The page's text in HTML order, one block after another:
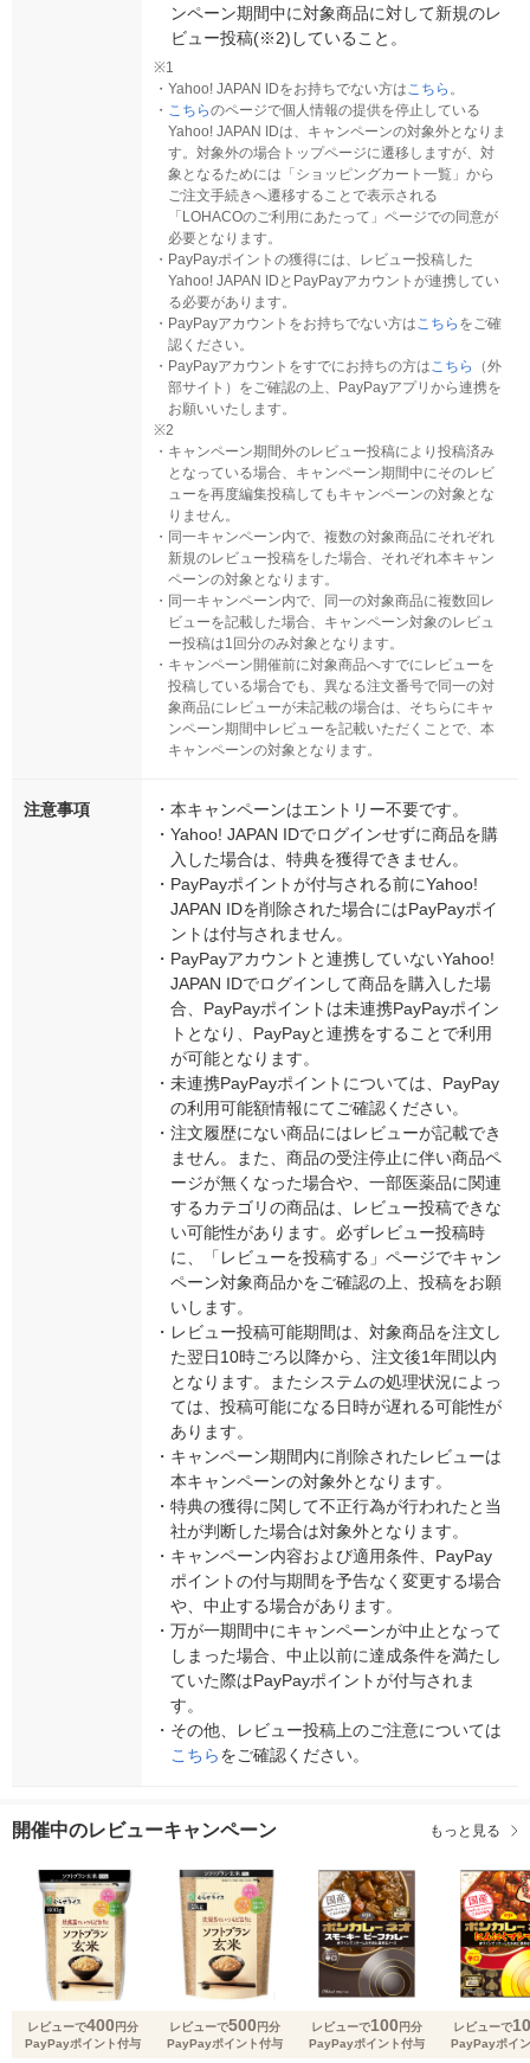
ンペーン期間中に対象商品に対して新規のレ
ビュー投稿(※2)していること。
※1
・ Yahoo! JAPAN IDをお持ちでない方はこちら 。
・ こちらのページで個人情報の提供を停止している
Yahoo! JAPAN IDは、キャンペーンの対象外となりま
す。対象外の場合トップページに遷移しますが、対
象となるためには「ショッピングカート一覧」から
ご注文手続きへ遷移することで表示される
「LOHACOのご利用にあたって」ページでの同意が
必要となります。
・ PayPayポイントの獲得には、レビュー投稿した
Yahoo! JAPAN IDとPayPayアカウントが連携してい
る必要があります。
・ PayPayアカウントをお持ちでない方はこちら をご確
認ください。
・ PayPayアカウントをすでにお持ちの方はこちら
（外
部サイト）をご確認の上、PayPayアプリから連携を
お願いいたします。
※2
・ キャンペーン期間外のレビュー投稿により投稿済み
となっている場合、キャンペーン期間中にそのレビ
ューを再度編集投稿してもキャンペーンの対象とな
りません。
・ 同一キャンペーン内で、複数の対象商品にそれぞれ
新規のレビュー投稿をした場合、それぞれ本キャン
ペーンの対象となります。
・ 同一キャンペーン内で、同一の対象商品に複数回レ
ビューを記載した場合、キャンペーン対象のレビュ
ー投稿は1回分のみ対象となります。
・ キャンペーン開催前に対象商品へすでにレビューを
投稿している場合でも、異なる注文番号で同一の対
象商品にレビューが未記載の場合は、そちらにキャ
ンペーン期間中レビューを記載いただくことで、本
キャンペーンの対象となります。
注意事項 ・ 本キャンペーンはエントリー不要です。
・ Yahoo! JAPAN IDでログインせずに商品を購
入した場合は、特典を獲得できません。
・ PayPayポイントが付与される前にYahoo!
JAPAN IDを削除された場合にはPayPayポイ
ントは付与されません。
・ PayPayアカウントと連携していないYahoo!
JAPAN IDでログインして商品を購入した場
合、PayPayポイントは未連携PayPayポイン
トとなり、PayPayと連携をすることで利用
が可能となります。
・ 未連携PayPayポイントについては、PayPay
の利用可能額情報にてご確認ください。
・ 注文履歴にない商品にはレビューが記載でき
ません。また、商品の受注停止に伴い商品ペ
ージが無くなった場合や、一部医薬品に関連
するカテゴリの商品は、レビュー投稿できな
い可能性があります。必ずレビュー投稿時
に、「レビューを投稿する」ページでキャン
ペーン対象商品かをご確認の上、投稿をお願
いします。
・ レビュー投稿可能期間は、対象商品を注文し
た翌日10時ごろ以降から、注文後1年間以内
となります。またシステムの処理状況によっ
ては、投稿可能になる日時が遅れる可能性が
あります。
・ キャンペーン期間内に削除されたレビューは
本キャンペーンの対象外となります。
・ 特典の獲得に関して不正行為が行われたと当
社が判断した場合は対象外となります。
・ キャンペーン内容および適用条件、PayPay
ポイントの付与期間を予告なく変更する場合
や、中止する場合があります。
・ 万が一期間中にキャンペーンが中止となって
しまった場合、中止以前に達成条件を満たし
ていた際はPayPayポイントが付与されま
す。
・ その他、レビュー投稿上のご注意については
こちらをご確認ください。
開催中のレビューキャンペーン もっと見る
レビューで400円分
PayPayポイント付与
レビューで500円分
PayPayポイント付与
レビューで100円分
PayPayポイント付与
レビューで
PayPayポイ